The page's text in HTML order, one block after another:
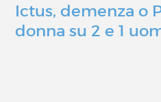
Ictus, demenza o
donna su 2 e 1